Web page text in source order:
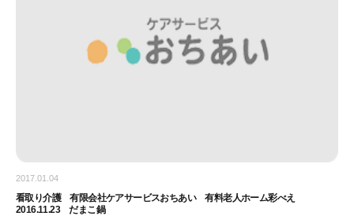
2017.01.04
看取り介護 有限会社ケアサービスおちあい 有料老人ホーム彩べえ
2016.11.23 だまこ鍋